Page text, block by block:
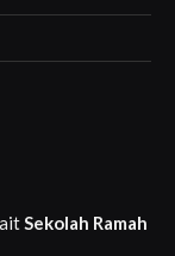
Sekolah Ramah